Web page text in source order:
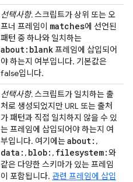
선택사항.스크립트가 상위 또는 오
프너 프레임이 matches에 선언된
패턴 중 하나와 일치하는
about:blank프레임에 삽입되어
야 하는지 여부입니다. 기본값은
false입니다.
선택사항.스크립트가 일치하는 출
처로 생성되었지만 URL 또는 출처
가 패턴과 직접 일치하지 않을 수 있
는 프레임에 삽입되어야 하는지 여
부입니다. 여기에는about: ,
data: , blob: , filesystem:와
같은 다양한 스키마가 있는 프레임
이 포함됩니다. 관련 프레임에 삽입